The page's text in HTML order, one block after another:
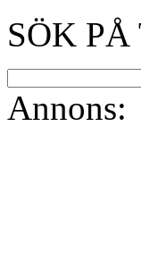
SÖK
Annons: